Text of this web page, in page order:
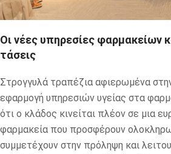
Οι νέες υπηρεσίες φαρμακείων
τάσεις
Στρογγυλά τραπέζια αφιερωμένα
εφαρμογή υπηρεσιών υγείας στα
ότι ο κλάδος κινείται πλέον σε μια
φαρμακεία που προσφέρουν
συμμετέχουν στην πρόληψη και